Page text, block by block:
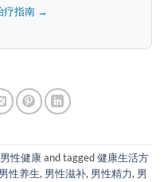
疗指南 →
男性健康and tagged健康生活方
男性养生, 男性滋补, 男性精力, 男